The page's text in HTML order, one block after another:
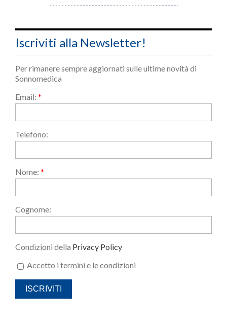
Iscriviti alla Newsletter!
Per rimanere sempre aggiornati sulle ultime novità di
Sonnomedica
Email: *
Telefono:
Nome: *
Cognome:
Condizioni della Privacy Policy
Accetto i termini e le condizioni